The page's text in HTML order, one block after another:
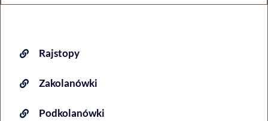
Rajstopy
Zakolanówki
Podkolanówki